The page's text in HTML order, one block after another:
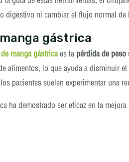
digestivo ni cambiar el flujo normal
gástrica
manga gástricaes la pérdida de peso
alimentos, lo que ayuda a disminuir
pacientes suelen experimentar una
ha demostrado ser eficaz en la